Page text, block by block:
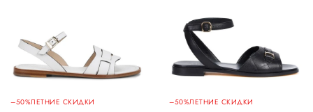
–50%ЛЕТНИЕ СКИДКИ –50%ЛЕТНИЕ СКИДКИ